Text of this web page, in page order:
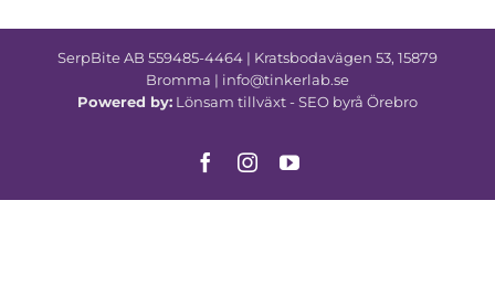
SerpBite AB 559485-4464 | Kratsbodavägen 53, 15879
Bromma | info@tinkerlab.se
Powered by: Lönsam tillväxt -SEO byrå Örebro
FacebookInstagramYouTube